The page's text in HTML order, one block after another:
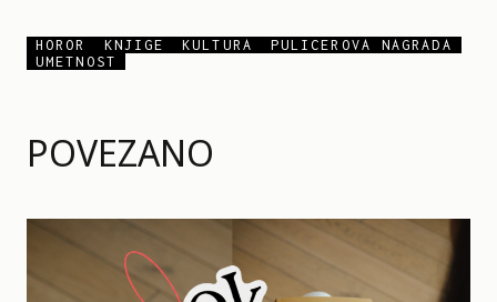
POVEZANO
HOROR KNJIGE KULTURA
PULICEROVA NAGRADA
UMETNOST